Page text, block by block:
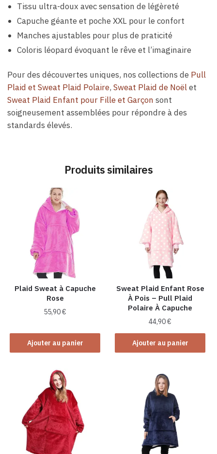
Tissu ultra-doux avec sensation de légèreté
Capuche géante et poche XXL pour le confort
Manches ajustables pour plus de praticité
Coloris léopard évoquant le rêve et l’imaginaire
Pour des découvertes uniques, nos collections de Pull
Plaid et Sweat Plaid Polaire, Sweat Plaid de Noëlet
Sweat Plaid Enfant pour Fille et Garçon sont
soigneusement assemblées pour répondre à des
standards élevés.
Produits similaires
Plaid Sweat à Capuche
Rose
55,90€
Ajouter au panier
Sweat Plaid Enfant Rose
À Pois – Pull Plaid
Polaire À Capuche
44,90€
Ajouter au panier